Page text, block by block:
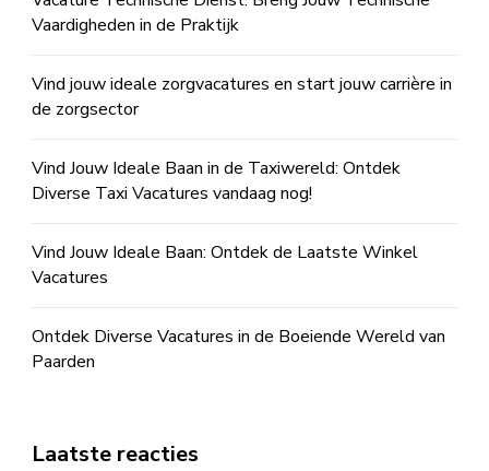
Vaardigheden in de Praktijk
Vind jouw ideale zorgvacatures en start jouw carrière in
de zorgsector
Vind Jouw Ideale Baan in de Taxiwereld: Ontdek
Diverse Taxi Vacatures vandaag nog!
Vind Jouw Ideale Baan: Ontdek de Laatste Winkel
Vacatures
Ontdek Diverse Vacatures in de Boeiende Wereld van
Paarden
Laatste reacties